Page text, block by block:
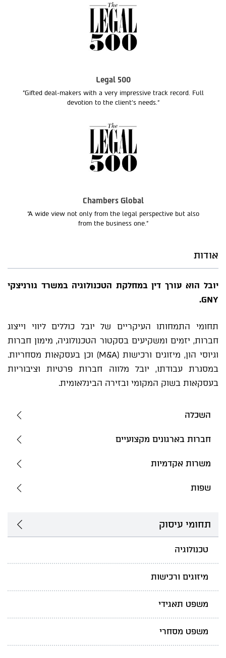
Legal 500
"Gifted deal-makers with a very impressive track record. Full
devotion to the client’s needs.“
Chambers Global
“A wide view not only from the legal perspective but also
from the business one.”
אודות
יובל הוא עורך דין במחלקת הטכנולוגיה במשרד גורניצקי
GNY.
תחומי התמחותו העיקריים של יובל כוללים ליווי וייצוג
חברות, יזמים ומשקיעים בסקטור הטכנולוגיה, מימון חברות
וגיוסי הון, מיזוגים ורכישות (M&A) וכן בעסקאות מסחריות.
במסגרת עבודתו, יובל מלווה חברות פרטיות וציבוריות
בעסקאות בשוק המקומי ובזירה הבינלאומית.
השכלה
חברות בארגונים מקצועיים
משרות אקדמיות
שפות
תחומי עיסוק
טכנולוגיה
מיזוגים ורכישות
משפט תאגידי
משפט מסחרי